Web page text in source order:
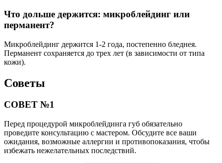
Что дольше держится: микроблейдинг или
перманент?
Микроблейдинг держится 1-2 года, постепенно бледнея.
Перманент сохраняется до трех лет (в зависимости от типа
кожи).
Советы
СОВЕТ №1
Перед процедурой микроблейдинга губ обязательно
проведите консультацию с мастером. Обсудите все ваши
ожидания, возможные аллергии и противопоказания, чтобы
избежать нежелательных последствий.